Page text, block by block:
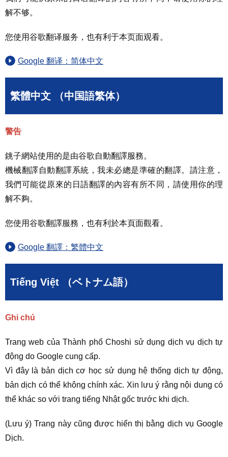
解不够。
您使用谷歌翻译服务，也有利于本页面观看。
Google 翻译：简体中文
繁體中文 （中国語繁体）
警告
銚子網站使用的是由谷歌自動翻譯服務。
機械翻譯自動翻譯系統，我未必總是準確的翻譯。請注意，
我們可能從原來的日語翻譯的內容有所不同，請使用你的理
解不夠。
您使用谷歌翻譯服務，也有利於本頁面觀看。
Google 翻譯：繁體中文
Tiếng Việt （ベトナム語）
Ghi chú
Trang web của Thành phố Choshi sử dụng dịch vụ dịch tự
động do Google cung cấp.
Vì đây là bản dịch cơ học sử dụng hệ thống dịch tự động,
bản dịch có thể không chính xác. Xin lưu ý rằng nội dung có
thể khác so với trang tiếng Nhật gốc trước khi dịch.
(Lưu ý) Trang này cũng được hiển thị bằng dịch vụ Google
Dịch.